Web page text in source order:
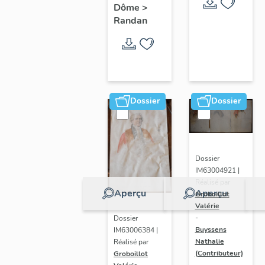
Dôme >
Randan
Dossier
Aperçu
Dossier
IM63006384 |
Réalisé par
Groboillot
Dossier
Aperçu
Dossier
IM63004921 |
Groboillot
Valérie
-
Buyssens
Nathalie
(Contributeur)